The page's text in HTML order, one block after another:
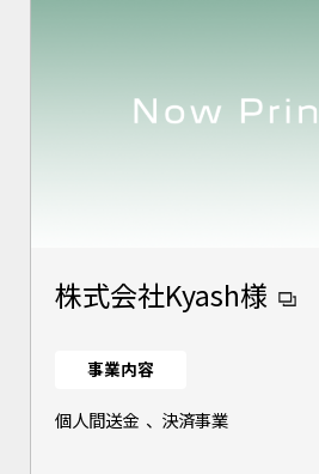
株式会社Kyash様
事業内容
個人間送金 、 決済事業